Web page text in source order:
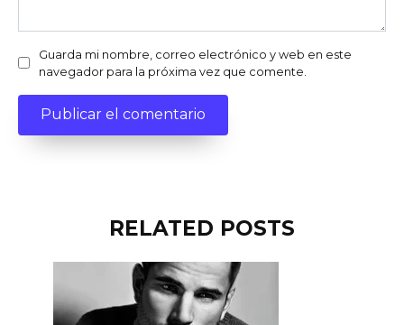
Guarda mi nombre, correo electrónico y web en este
navegador para la próxima vez que comente.
RELATED POSTS